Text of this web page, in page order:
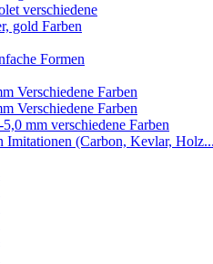
verschiedene
gold Farben
Formen
Verschiedene Farben
Verschiedene Farben
mm verschiedene Farben
Imitationen (Carbon, Kevlar,